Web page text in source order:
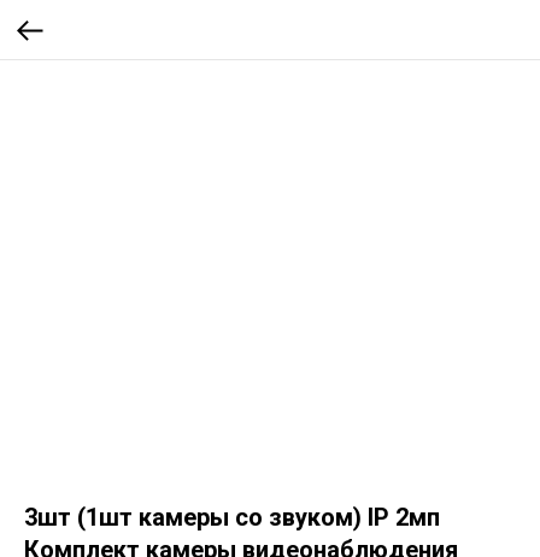
3шт (1шт камеры со звуком) IP 2мп
Комплект камеры видеонаблюдения